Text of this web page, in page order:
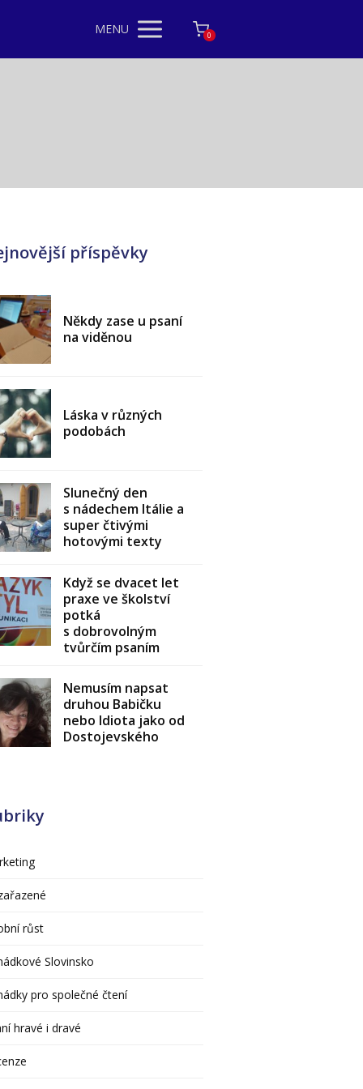
MENU 0
příspěvky
Někdy zase u psaní
na viděnou
Láska v různých
podobách
Slunečný den
s nádechem Itálie a
super čtivými
hotovými texty
Když se dvacet let
praxe ve školství
potká
s dobrovolným
tvůrčím psaním
Nemusím napsat
druhou Babičku
nebo Idiota jako od
Dostojevského
růst
Slovinsko
pro společné čtení
hravé i dravé